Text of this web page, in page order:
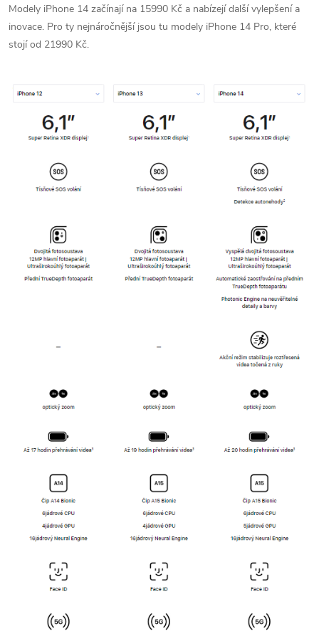
Modely iPhone 14 začínají na 15990 Kč a nabízejí další vylepšení a
inovace. Pro ty nejnáročnější jsou tu modely iPhone 14 Pro, které
stojí od 21990 Kč.